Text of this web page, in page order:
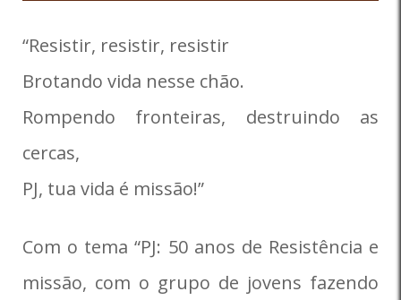
“Resistir, resistir, resistir
Brotando vida nesse chão.
Rompendo fronteiras, destruindo as
cercas,
PJ, tua vida é missão!”
Com o tema “PJ: 50 anos de Resistência e
missão, com o grupo de jovens fazendo